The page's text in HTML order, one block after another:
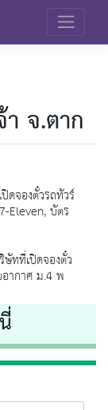
จ.ตาก
เปิดจองตั๋วรถทัวร์
Eleven, บัตร
ทที่เปิดจองตั๋ว
ากาศ ม.4 พ